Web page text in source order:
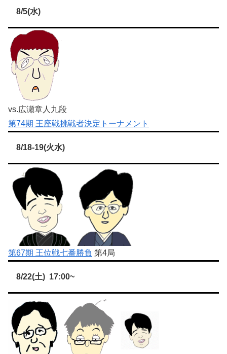
8/5(水)
vs.広瀬章人九段
第74期 王座戦挑戦者決定トーナメント
8/18-19(火水)
第67期 王位戦七番勝負 第4局
8/22(土) 17:00~